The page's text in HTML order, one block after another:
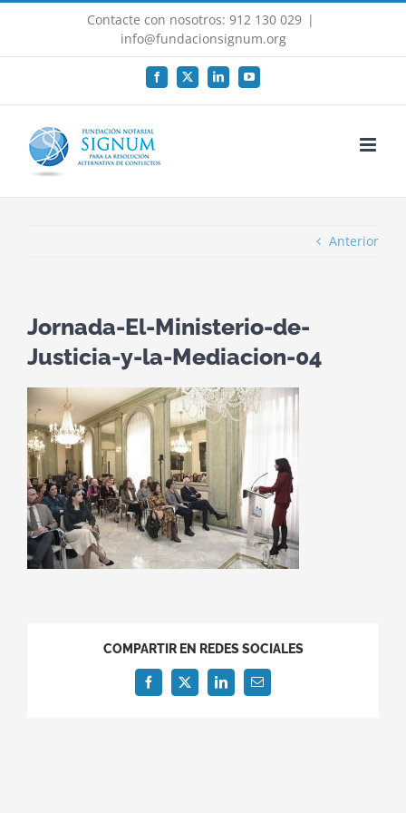
Saltar
Contacte con nosotros: 912 130 029 |
info@fundacionsignum.org
Facebook
X LinkedInYouTube
Anterior
Jornada-El-Ministerio-de-
Justicia-y-la-Mediacion-04
COMPARTIR EN REDES SOCIALES
Facebook
X LinkedInCorreo
electrónico